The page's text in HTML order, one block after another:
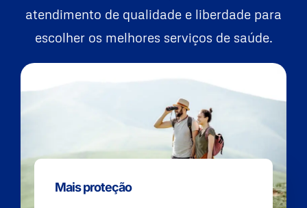
atendimento de qualidade e liberdade para
escolher os melhores serviços de saúde.
Mais proteção